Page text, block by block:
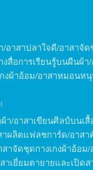
อาสาปลาใจดี/อาสาจั
งสื่อการเรียนรู้บนผืนผ้
งผ้าอ้อม/อาสาหมอนห
า/อาสาเขียนศิลป์บนเ
าผลิตแฟลชการ์ด/อาส
าจัดชุดกางเกงผ้าอ้อม
เยี่ยมตายายและเปิดส